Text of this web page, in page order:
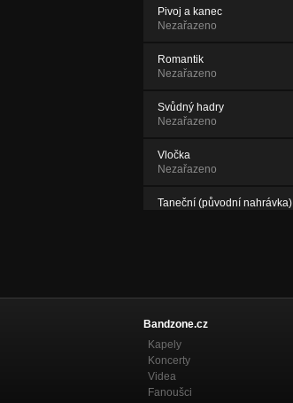
Pivoj a kanec
Nezařazeno
Romantik
Nezařazeno
Svůdný hadry
Nezařazeno
Vločka
Nezařazeno
Taneční (původní nahrávka)
Bandzone.cz
Kapely
Koncerty
Videa
Fanoušci